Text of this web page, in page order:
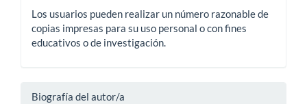
Los usuarios pueden realizar un número razonable de
copias impresas para su uso personal o con fines
educativos o de investigación.
Biografía del autor/a